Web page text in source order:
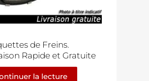
de Freins.
Rapide et Gratuite
la lecture